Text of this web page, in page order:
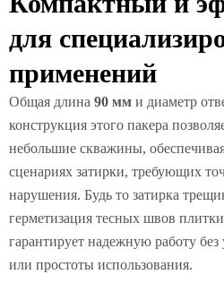
для
применений
Общая длина 90 мм и диаметр
конструкция этого пакера
небольшие скважины,
сценариях затирки, требующих
нарушения. Будь то затирка
герметизация тесных швов
гарантирует надежную работу
или простоты использования.